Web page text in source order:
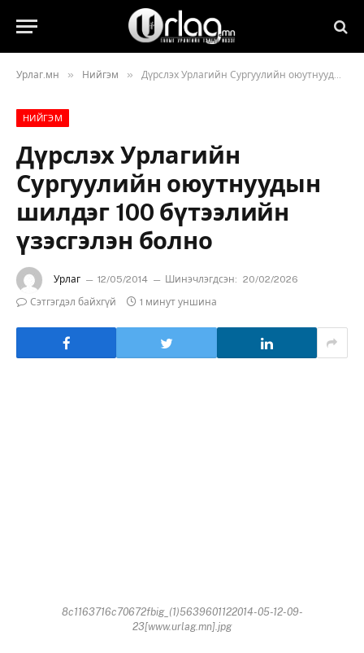
Урлаг.мн » Нийгэм » Дүрслэх Урлагийн Сургуулийн оюутнуудын шилдэг 100 бүтээлийн үзэсгэлэн болно
НИЙГЭМ
Дүрслэх Урлагийн
Сургуулийн оюутнуудын
шилдэг 100 бүтээлийн
үзэсгэлэн болно
Урлаг 12/05/2014 Шинэчлэгдсэн: 20/02/2026
Сэтгэгдэл байхгүй
1 минут уншина
8c1163716c70672fbig_(1)5639601122014-05-12-09-
23[www.urlag.mn].jpg